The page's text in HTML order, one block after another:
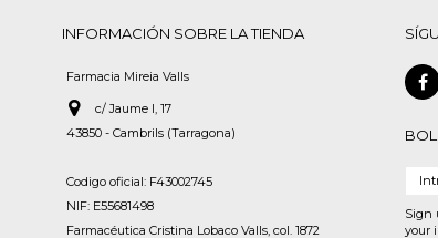
INFORMACIÓN SOBRE LA TIENDA
Farmacia Mireia Valls
c/ Jaume I, 17
43850 - Cambrils (Tarragona)
Codigo oficial: F43002745
NIF: E55681498
Farmacéutica Cristina Lobaco Valls, col. 1872
Sign
your